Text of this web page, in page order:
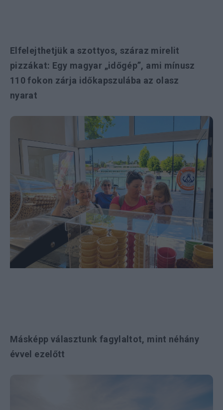
Elfelejthetjük a szottyos, száraz mirelit
pizzákat: Egy magyar „időgép”, ami mínusz
110 fokon zárja időkapszulába az olasz
nyarat
Másképp választunk fagylaltot, mint néhány
évvel ezelőtt